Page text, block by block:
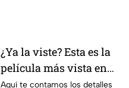
¿Ya la viste? Esta es la
película más vista en
plataforma de
Aquí te contamos los detalles